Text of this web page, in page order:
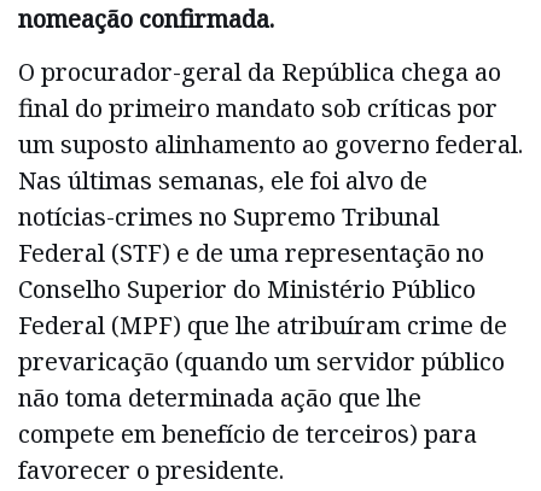
nomeação confirmada.
O procurador-geral da República chega ao
final do primeiro mandato sob críticas por
um suposto alinhamento ao governo federal.
Nas últimas semanas, ele foi alvo de
notícias-crimes no Supremo Tribunal
Federal (STF) e de uma representação no
Conselho Superior do Ministério Público
Federal (MPF) que lhe atribuíram crime de
prevaricação (quando um servidor público
não toma determinada ação que lhe
compete em benefício de terceiros) para
favorecer o presidente.